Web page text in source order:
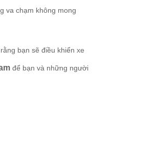
va chạm không mong
bạn sẽ điều khiển xe
để bạn và những người